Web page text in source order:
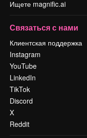
Ищете magnific.ai
Связаться с нами
Клиентская поддержка
Instagram
YouTube
LinkedIn
TikTok
Discord
X
Reddit